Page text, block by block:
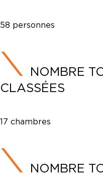
58 personnes
NOMBRE
CLASSÉES
17 chambres
NOMBRE